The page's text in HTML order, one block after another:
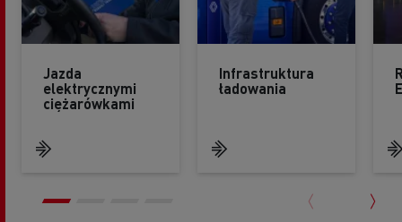
Jazda
elektrycznymi
ciężarówkami
Infrastruktura
ładowania